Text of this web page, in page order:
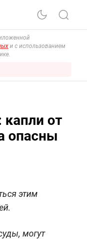
и с использованием
от
опасны
этим
могут